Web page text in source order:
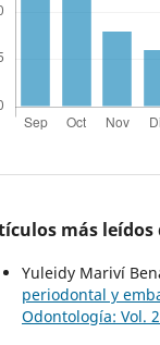
más
Yuleidy Mariví
periodontal y
Odontología: Vol.